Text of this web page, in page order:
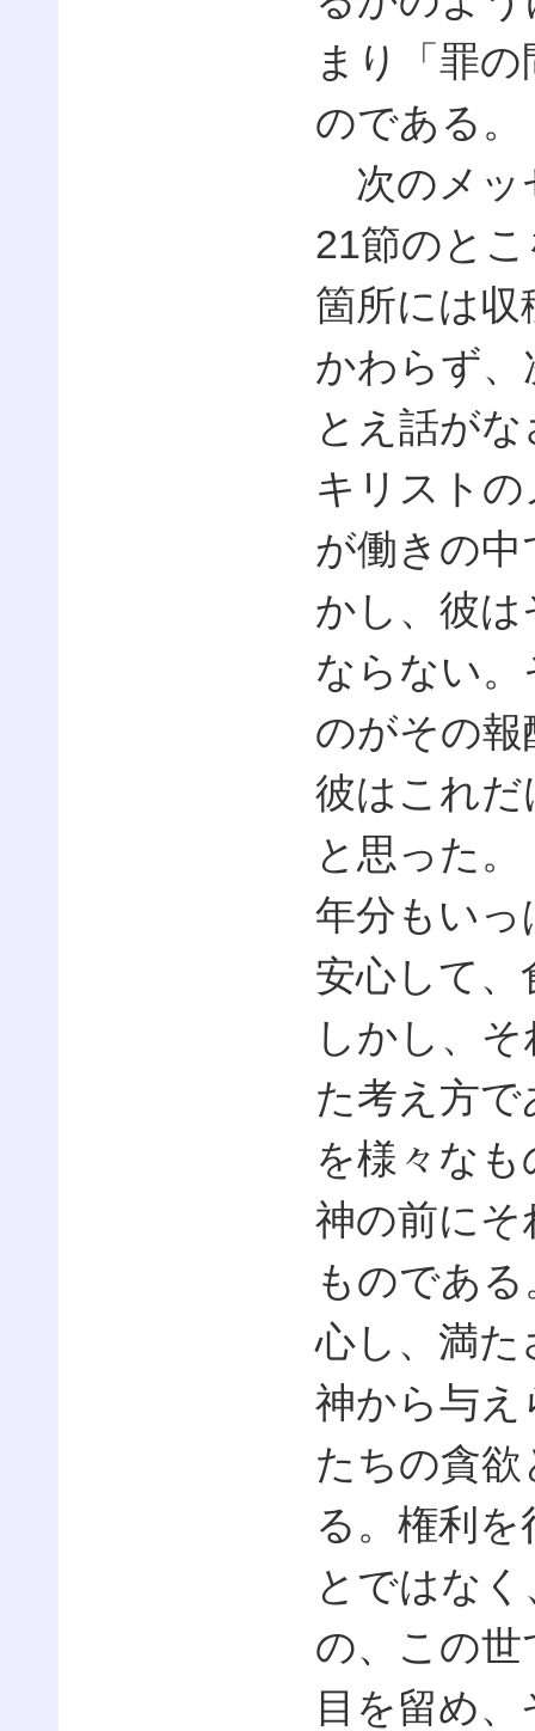
まり「罪
のである。
次のメッ
21節のと
箇所には
かわらず
とえ話が
キリスト
が働きの
かし、彼
ならない
のがその
彼はこれ
と思った
年分もい
安心して
しかし、
た考え方
を様々な
神の前にそ
ものであ
心し、満
神から与え
たちの貪
る。権利
とではな
の、この
目を留め